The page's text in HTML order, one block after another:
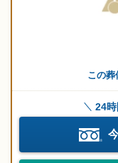
この葬
24